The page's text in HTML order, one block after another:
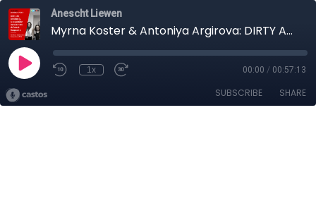
Anescht Liewen
Myrna Koster & Antoniya Argirova: DIRTY AND DANGEROUS - Rapport sur la durabilité des investissements du Fonds de Compensation
1x 00:00 / 00:57:13
SUBSCRIBE SHARE